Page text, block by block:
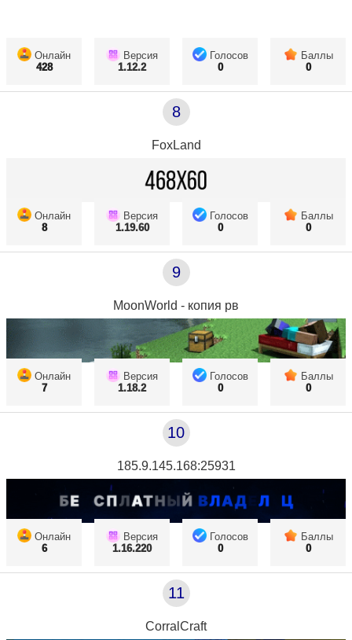
Онлайн
428
Версия
1.12.2
Голосов
0
Баллы
0
8
FoxLand
Онлайн
8
Версия
1.19.60
Голосов
0
Баллы
0
9
MoonWorld - копия рв
Онлайн
7
Версия
1.18.2
Голосов
0
Баллы
0
10
185.9.145.168:25931
Онлайн
6
Версия
1.16.220
Голосов
0
Баллы
0
11
CorralCraft